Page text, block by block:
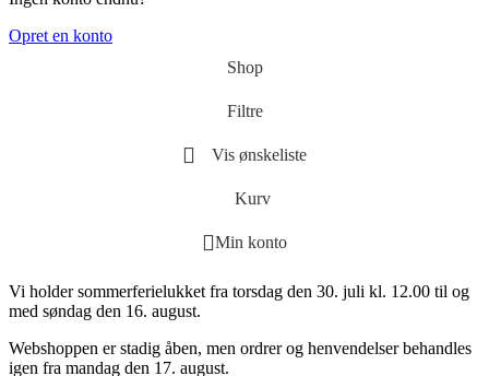
Opret en konto
Shop
Filtre
Vis ønskeliste
Kurv
Min konto
Vi holder sommerferielukket fra torsdag den 30. juli kl. 12.00 til og
med søndag den 16. august.
Webshoppen er stadig åben, men ordrer og henvendelser behandles
igen fra mandag den 17. august.